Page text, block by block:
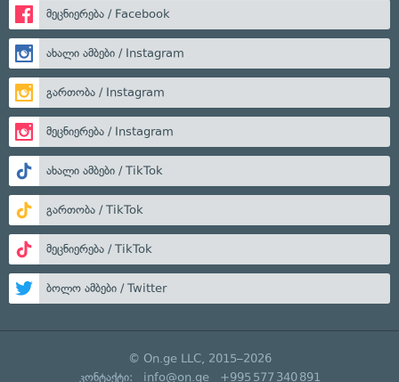
მეცნიერება / Facebook
ახალი ამბები / Instagram
გართობა / Instagram
მეცნიერება / Instagram
ახალი ამბები / TikTok
გართობა / TikTok
მეცნიერება / TikTok
ბოლო ამბები / Twitter
© On.ge LLC, 2015–2026
კონტაქტი: info@on.ge +995 577 340 891